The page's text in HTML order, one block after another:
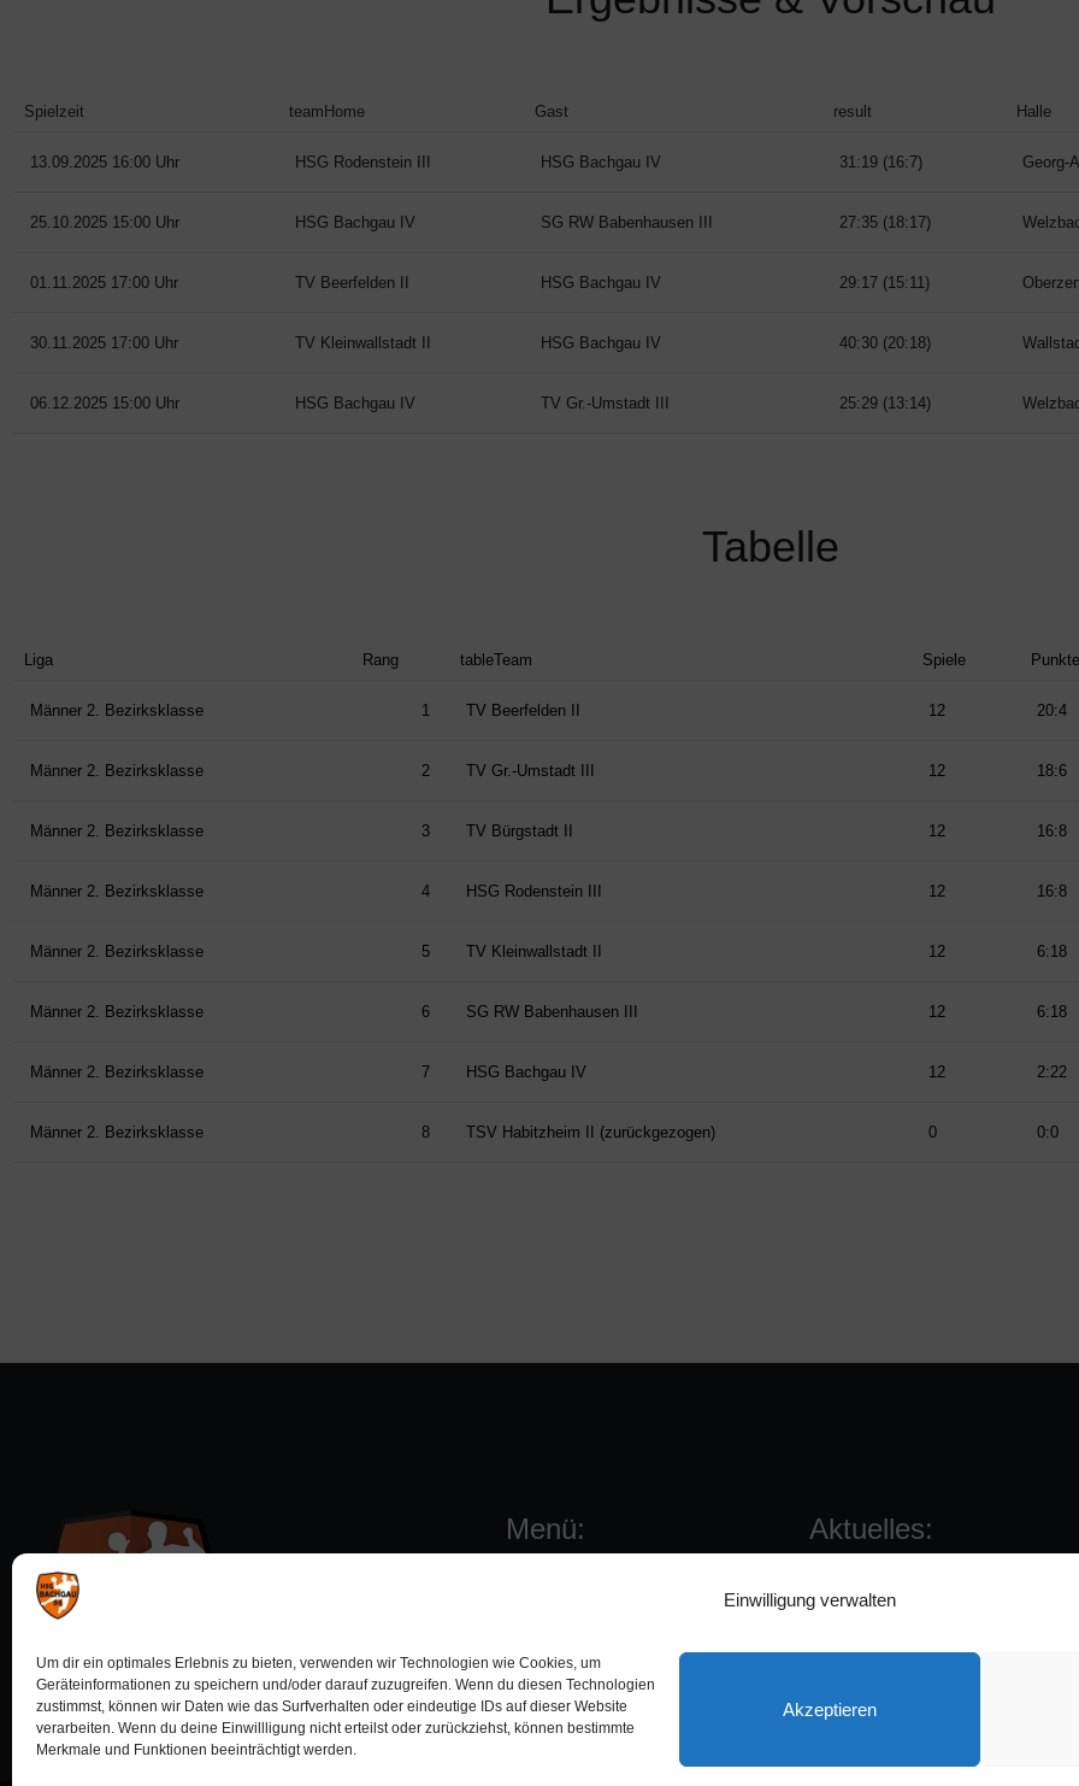
Einwilligung verwalten
Um dir ein optimales Erlebnis zu bieten, verwenden wir Technologien wie Cookies, um
Geräteinformationen zu speichern und/oder darauf zuzugreifen. Wenn du diesen Technologien
zustimmst, können wir Daten wie das Surfverhalten oder eindeutige IDs auf dieser Website
verarbeiten. Wenn du deine Einwillligung nicht erteilst oder zurückziehst, können bestimmte
Merkmale und Funktionen beeinträchtigt werden.
Akzeptieren
Spielzeit teamHome Gast result Halle
13.09.2025 16:00 Uhr HSG Rodenstein III HSG Bachgau IV 31:19 (16:7) Georg-
25.10.2025 15:00 Uhr HSG Bachgau IV SG RW Babenhausen III 27:35 (18:17)
01.11.2025 17:00 Uhr TV Beerfelden II HSG Bachgau IV 29:17 (15:11)
30.11.2025 17:00 Uhr TV Kleinwallstadt II HSG Bachgau IV 40:30 (20:18)
06.12.2025 15:00 Uhr HSG Bachgau IV TV Gr.-Umstadt III 25:29 (13:14)
Tabelle
Liga Rang tableTeam Spiele Punkte
Männer 2. Bezirksklasse 1 TV Beerfelden II 12 20:4
Männer 2. Bezirksklasse 2 TV Gr.-Umstadt III 12 18:6
Männer 2. Bezirksklasse 3 TV Bürgstadt II 12 16:8
Männer 2. Bezirksklasse 4 HSG Rodenstein III 12 16:8
Männer 2. Bezirksklasse 5 TV Kleinwallstadt II 12 6:18
Männer 2. Bezirksklasse 6 SG RW Babenhausen III 12 6:18
Männer 2. Bezirksklasse 7 HSG Bachgau IV 12 2:22
Männer 2. Bezirksklasse 8 TSV Habitzheim II (zurückgezogen) 0 0:0
Menü: Aktuelles:
Kommende Spiele